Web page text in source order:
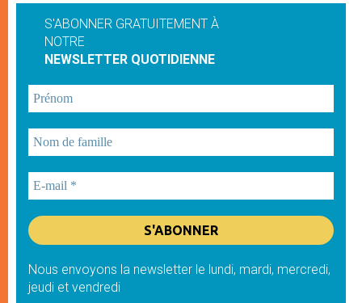
S'ABONNER GRATUITEMENT À
NOTRE
NEWSLETTER QUOTIDIENNE
Nous envoyons la newsletter le lundi, mardi, mercredi,
jeudi et vendredi